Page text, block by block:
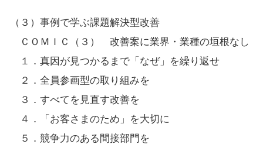
（３）事例で学ぶ課題解決型改善
ＣＯＭＩＣ（３） 改善案に業界・業種の垣根なし
１．真因が見つかるまで「なぜ」を繰り返せ
２．全員参画型の取り組みを
３．すべてを見直す改善を
４．「お客さまのため」を大切に
５．競争力のある間接部門を